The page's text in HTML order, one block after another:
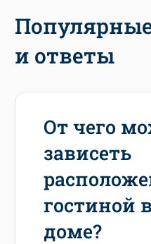
и ответы
От чего
зависеть
гостиной
доме?